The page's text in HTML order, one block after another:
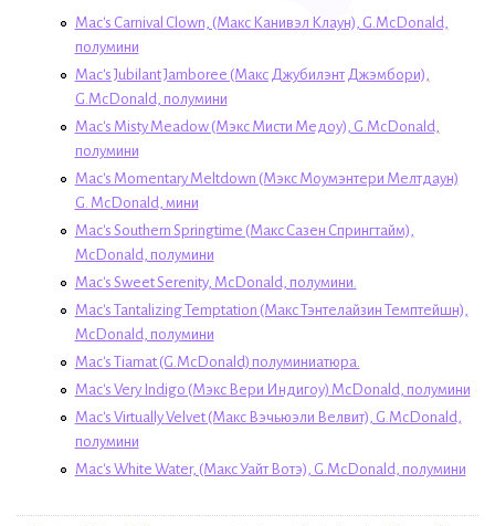
Mac's Carnival Clown, (Макс Канивэл Клaун), G.McDonald,
полумини
Mac's Jubilant Jamboree (Макс Джубилэнт Джэмбори),
G.McDonald, полумини
Mac's Misty Meadow (Мэкс Мисти Медоу), G.McDonald,
полумини
Mac's Momentary Meltdown (Мэкс Мoумэнтери Мелтдaун)
G. McDonald, мини
Mac's Southern Springtime (Макс Сазен Спрингтайм),
McDonald, полумини
Mac's Sweet Serenity, McDonald, полумини.
Mac's Tantalizing Temptation (Макс Тэнтелайзин Темптейшн),
McDonald, полумини
Mac's Tiamat (G.McDonald) полуминиатюра.
Mac's Very Indigo (Мэкс Вери Индигоу) McDonald, полумини
Mac's Virtually Velvet (Макс Вэчьюэли Велвит), G.McDonald,
полумини
Mac's White Water, (Макс Уайт Вотэ), G.McDonald, полумини